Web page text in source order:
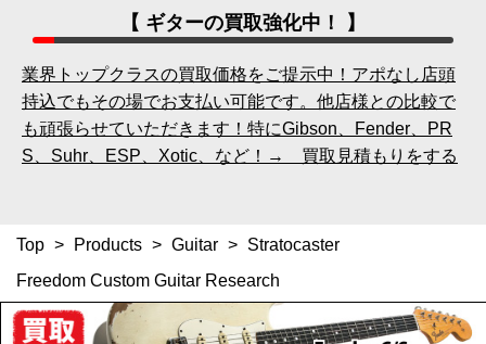
【 ギターの買取強化中！ 】
業界トップクラスの買取価格をご提示中！アポなし店頭
持込でもその場でお支払い可能です。他店様との比較で
も頑張らせていただきます！特にGibson、Fender、PR
S、Suhr、ESP、Xotic、など！→ 買取見積もりをする
Top > Products > Guitar > Stratocaster
Freedom Custom Guitar Research